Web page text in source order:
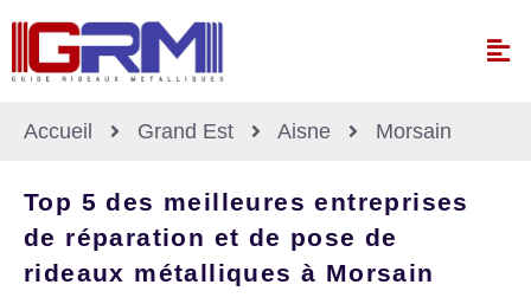
Accueil Grand Est Aisne Morsain
Top 5 des meilleures entreprises
de réparation et de pose de
rideaux métalliques à Morsain